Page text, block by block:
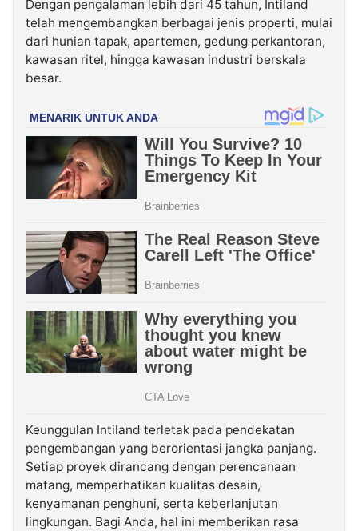
Dengan pengalaman lebih dari 45 tahun, Intiland
telah mengembangkan berbagai jenis properti, mulai
dari hunian tapak, apartemen, gedung perkantoran,
kawasan ritel, hingga kawasan industri berskala
besar.
Keunggulan Intiland terletak pada pendekatan
pengembangan yang berorientasi jangka panjang.
Setiap proyek dirancang dengan perencanaan
matang, memperhatikan kualitas desain,
kenyamanan penghuni, serta keberlanjutan
lingkungan. Bagi Anda, hal ini memberikan rasa